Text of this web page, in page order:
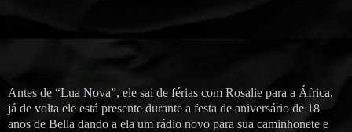
Antes de “Lua Nova”, ele sai de férias com Rosalie para a África,
já de volta ele está presente durante a festa de aniversário de 18
anos de Bella dando a ela um rádio novo para sua caminhonete e